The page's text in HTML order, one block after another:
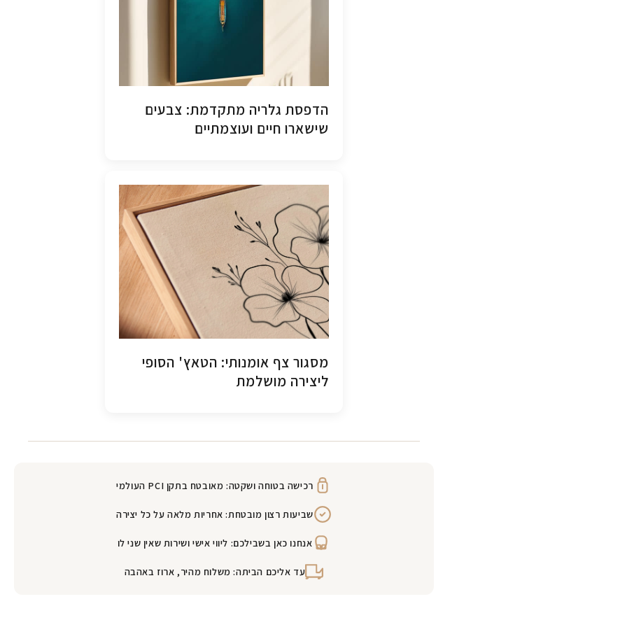
הדפסת גלריה מתקדמת: צבעים
שישארו חיים ועוצמתיים
מסגור צף אומנותי: הטאץ' הסופי
ליצירה מושלמת
רכישה בטוחה ושקטה: מאובטח בתקן PCI העולמי
שביעות רצון מובטחת: אחריות מלאה על כל יצירה
אנחנו כאן בשבילכם: ליווי אישי ושירות שאין שני לו
עד אליכם הביתה: משלוח מהיר, ארוז באהבה